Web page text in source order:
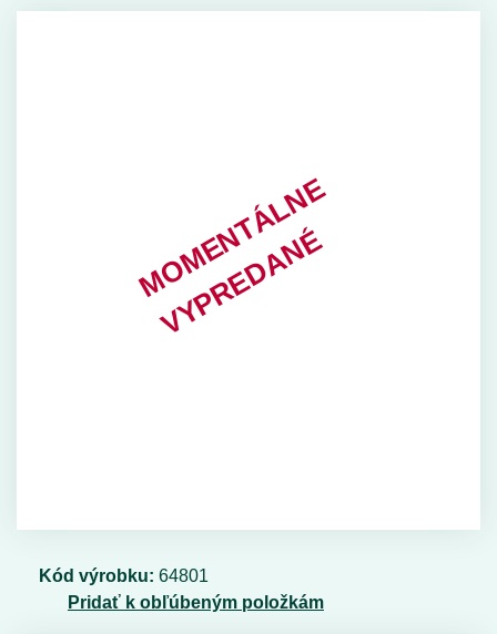
Kód výrobku: 64801
Pridať k obľúbeným položkám